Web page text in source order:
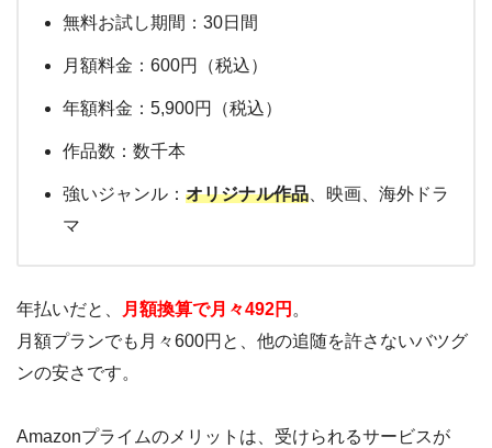
無料お試し期間：30日間
月額料金：600円（税込）
年額料金：5,900円（税込）
作品数：数千本
強いジャンル： オリジナル作品 、映画、海外ドラ
マ
年払いだと、 月額換算で月々492円 。
月額プランでも月々600円と、他の追随を許さないバツグ
ンの安さです。
Amazonプライムのメリットは、受けられるサービスが